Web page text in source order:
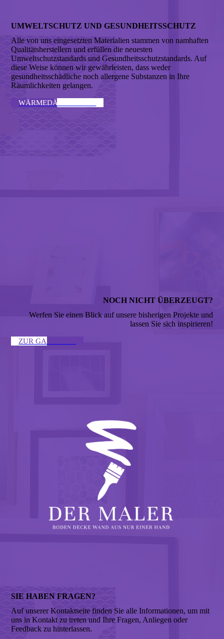
UMWELT­SCHUTZ UND GESUND­HEITS­SCHUTZ
Alle von uns eingesetzten Materialien stammen von namhaften
Qualitätsherstellern und erfüllen die neuesten
Umweltschutzstandards und Gesundheitsschutzstandards. Auf
diese Weise können wir gewährleisten, dass weder
gesundheitsschädliche noch allergene Substanzen in Ihre
Räumlichkeiten gelangen.
WÄRMEDÄMMUNG ↣
NOCH NICHT ÜBERZEUGT?
Werfen Sie einen Blick auf unsere bisherigen Projekte und
lassen Sie sich inspirieren!
ZUR GALERIE ↣
SIE HABEN FRAGEN?
Auf unserer Kontaktseite finden Sie alle Informationen, um mit
uns in Kontakt zu treten und Ihre Fragen, Anliegen oder
Feedback zu hinterlassen.